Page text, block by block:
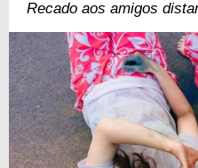
Recado aos amigos